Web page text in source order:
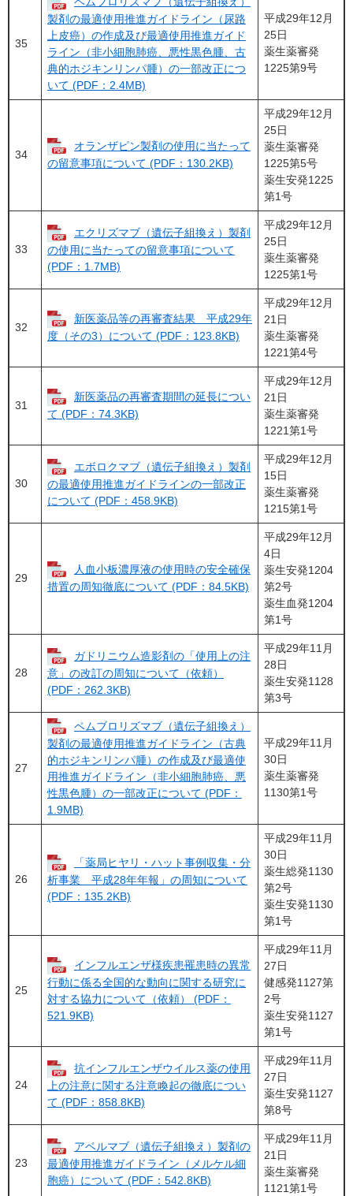
35
製剤の最適使用推進ガイドライン（尿路
上皮癌）の作成及び最適使用推進ガイド
ライン（非小細胞肺癌、悪性黒色腫、古
典的ホジキンリンパ腫）の一部改正につ
いて (PDF：2.4MB)
平成29年12月
25日
薬生薬審発
1225第9号
34
オランザピン製剤の使用に当たって
の留意事項について (PDF：130.2KB)
平成29年12月
25日
薬生薬審発
1225第5号
薬生安発1225
第1号
33
エクリズマブ（遺伝子組換え）製剤
の使用に当たっての留意事項について
(PDF：1.7MB)
平成29年12月
25日
薬生薬審発
1225第1号
32
新医薬品等の再審査結果 平成29年
度（その3）について (PDF：123.8KB)
平成29年12月
21日
薬生薬審発
1221第4号
31
新医薬品の再審査期間の延長につい
て (PDF：74.3KB)
平成29年12月
21日
薬生薬審発
1221第1号
30
エボロクマブ（遺伝子組換え）製剤
の最適使用推進ガイドラインの一部改正
について (PDF：458.9KB)
平成29年12月
15日
薬生薬審発
1215第1号
29
人血小板濃厚液の使用時の安全確保
措置の周知徹底について (PDF：84.5KB)
平成29年12月
4日
薬生安発1204
第2号
薬生血発1204
第1号
28
ガドリニウム造影剤の「使用上の注
意」の改訂の周知について（依頼）
(PDF：262.3KB)
平成29年11月
28日
薬生安発1128
第3号
27
ペムブロリズマブ（遺伝子組換え）
製剤の最適使用推進ガイドライン（古典
的ホジキンリンパ腫）の作成及び最適使
用推進ガイドライン（非小細胞肺癌、悪
性黒色腫）の一部改正について (PDF：
1.9MB)
平成29年11月
30日
薬生薬審発
1130第1号
26
「薬局ヒヤリ・ハット事例収集・分
析事業 平成28年年報」の周知について
(PDF：135.2KB)
平成29年11月
30日
薬生総発1130
第2号
薬生安発1130
第1号
25
インフルエンザ様疾患罹患時の異常
行動に係る全国的な動向に関する研究に
対する協力について（依頼） (PDF：
521.9KB)
平成29年11月
27日
健感発1127第
2号
薬生安発1127
第1号
24
抗インフルエンザウイルス薬の使用
上の注意に関する注意喚起の徹底につい
て (PDF：858.8KB)
平成29年11月
27日
薬生安発1127
第8号
23
アベルマブ（遺伝子組換え）製剤の
最適使用推進ガイドライン（メルケル細
胞癌）について (PDF：542.8KB)
平成29年11月
21日
薬生薬審発
1121第1号